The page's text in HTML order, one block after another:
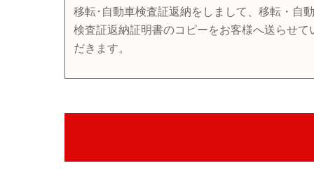
移転･自動車検査証返納をしまして、移転・自
検査証返納証明書のコピーをお客様へ送らせて
だきます。